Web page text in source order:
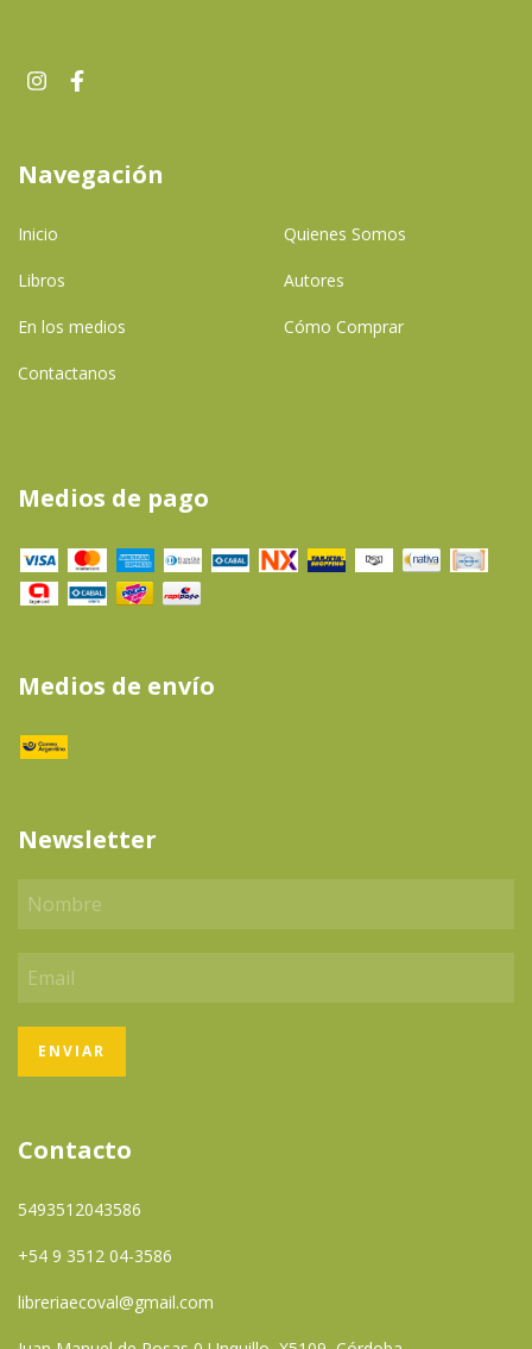
Navegación
Inicio Quienes Somos
Libros Autores
En los medios Cómo Comprar
Contactanos
Medios de pago
Medios de envío
Newsletter
Contacto
5493512043586
+54 9 3512 04-3586
libreriaecoval@gmail.com